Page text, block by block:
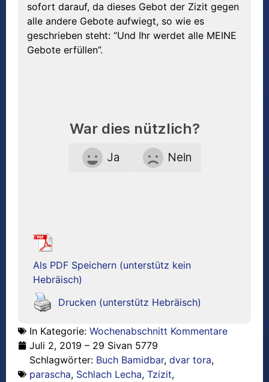
sofort darauf, da dieses Gebot der Zizit gegen
alle andere Gebote aufwiegt, so wie es
geschrieben steht: “Und Ihr werdet alle MEINE
Gebote erfüllen”.
War dies nützlich?
Ja Nein
Als PDF Speichern (unterstütz kein
Hebräisch)
Drucken (unterstütz Hebräisch)
In Kategorie: Wochenabschnitt Kommentare
Juli 2, 2019 – 29 Sivan 5779
Schlagwörter: Buch Bamidbar, dvar tora,
parascha, Schlach Lecha, Tzizit,